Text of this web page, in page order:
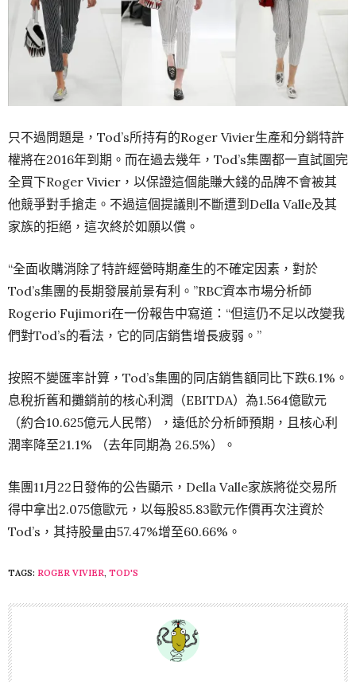
只不過問題是，Tod’s所持有的Roger Vivier生產和分銷特許
權將在2016年到期。而在過去幾年，Tod’s集團都一直試圖完
全買下Roger Vivier，以保證這個能賺大錢的品牌不會被其
他競爭對手搶走。不過這個提議則不斷遭到Della Valle及其
家族的拒絕，這次終於如願以償。
“全面收購消除了特許經營時期產生的不確定因素，對於
Tod’s集團的長期發展前景有利。”RBC資本市場分析師
Rogerio Fujimori在一份報告中寫道：“但這仍不足以改變我
們對Tod’s的看法，它的同店銷售增長疲弱。”
按照不變匯率計算，Tod’s集團的同店銷售額同比下跌6.1%。
息稅折舊和攤銷前的核心利潤（EBITDA）為1.564億歐元
（約合10.625億元人民幣），遠低於分析師預期，且核心利
潤率降至21.1% （去年同期為 26.5%）。
集團11月22日發佈的公告顯示，Della Valle家族將從交易所
得中拿出2.075億歐元，以每股85.83歐元作價再次注資於
Tod’s，其持股量由57.47%增至60.66%。
TAGS: ROGER VIVIER, TOD'S